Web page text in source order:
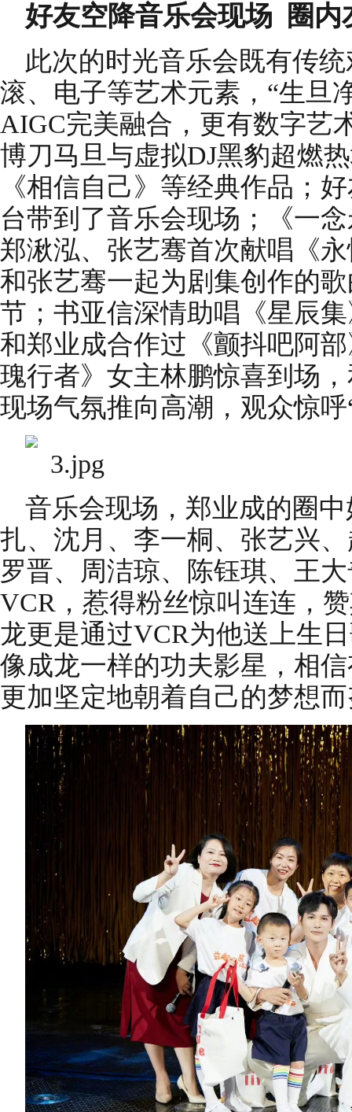
好友空降音乐会现场 圈内
此次的时光音乐会既有传
滚、电子等艺术元素，“生旦
AIGC完美融合，更有数字艺
博刀马旦与虚拟DJ黑豹超燃
《相信自己》等经典作品；
台带到了音乐会现场；《一
郑湫泓、张艺骞首次献唱《
和张艺骞一起为剧集创作的
节；书亚信深情助唱《星辰
和郑业成合作过《颤抖吧阿
瑰行者》女主林鹏惊喜到场
现场气氛推向高潮，观众惊呼
音乐会现场，郑业成的圈
扎、沈月、李一桐、张艺兴
罗晋、周洁琼、陈钰琪、王
VCR，惹得粉丝惊叫连连，
龙更是通过VCR为他送上生
像成龙一样的功夫影星，相
更加坚定地朝着自己的梦想